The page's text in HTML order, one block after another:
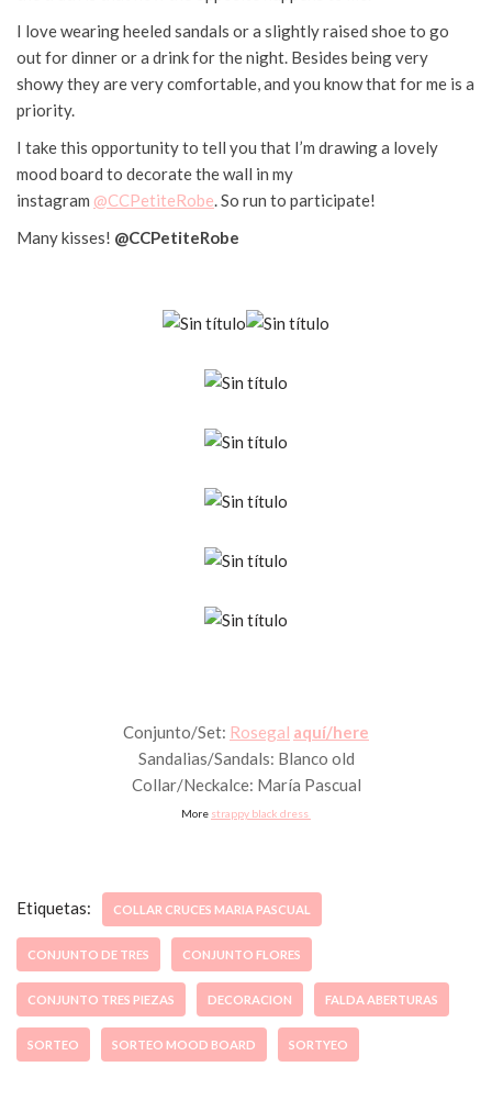
I love wearing heeled sandals or a slightly raised shoe to go
out for dinner or a drink for the night. Besides being very
showy they are very comfortable, and you know that for me is a
priority.
I take this opportunity to tell you that I’m drawing a lovely
mood board to decorate the wall in my
instagram @CCPetiteRobe. So run to participate!
Many kisses! @CCPetiteRobe
Conjunto/Set: Rosegal aquí/here
Sandalias/Sandals: Blanco old
Collar/Neckalce: María Pascual
More strappy black dress
Etiquetas: COLLAR CRUCES MARIA PASCUAL
CONJUNTO DE TRES CONJUNTO FLORES
CONJUNTO TRES PIEZAS DECORACION FALDA ABERTURAS
SORTEO SORTEO MOOD BOARD SORTYEO